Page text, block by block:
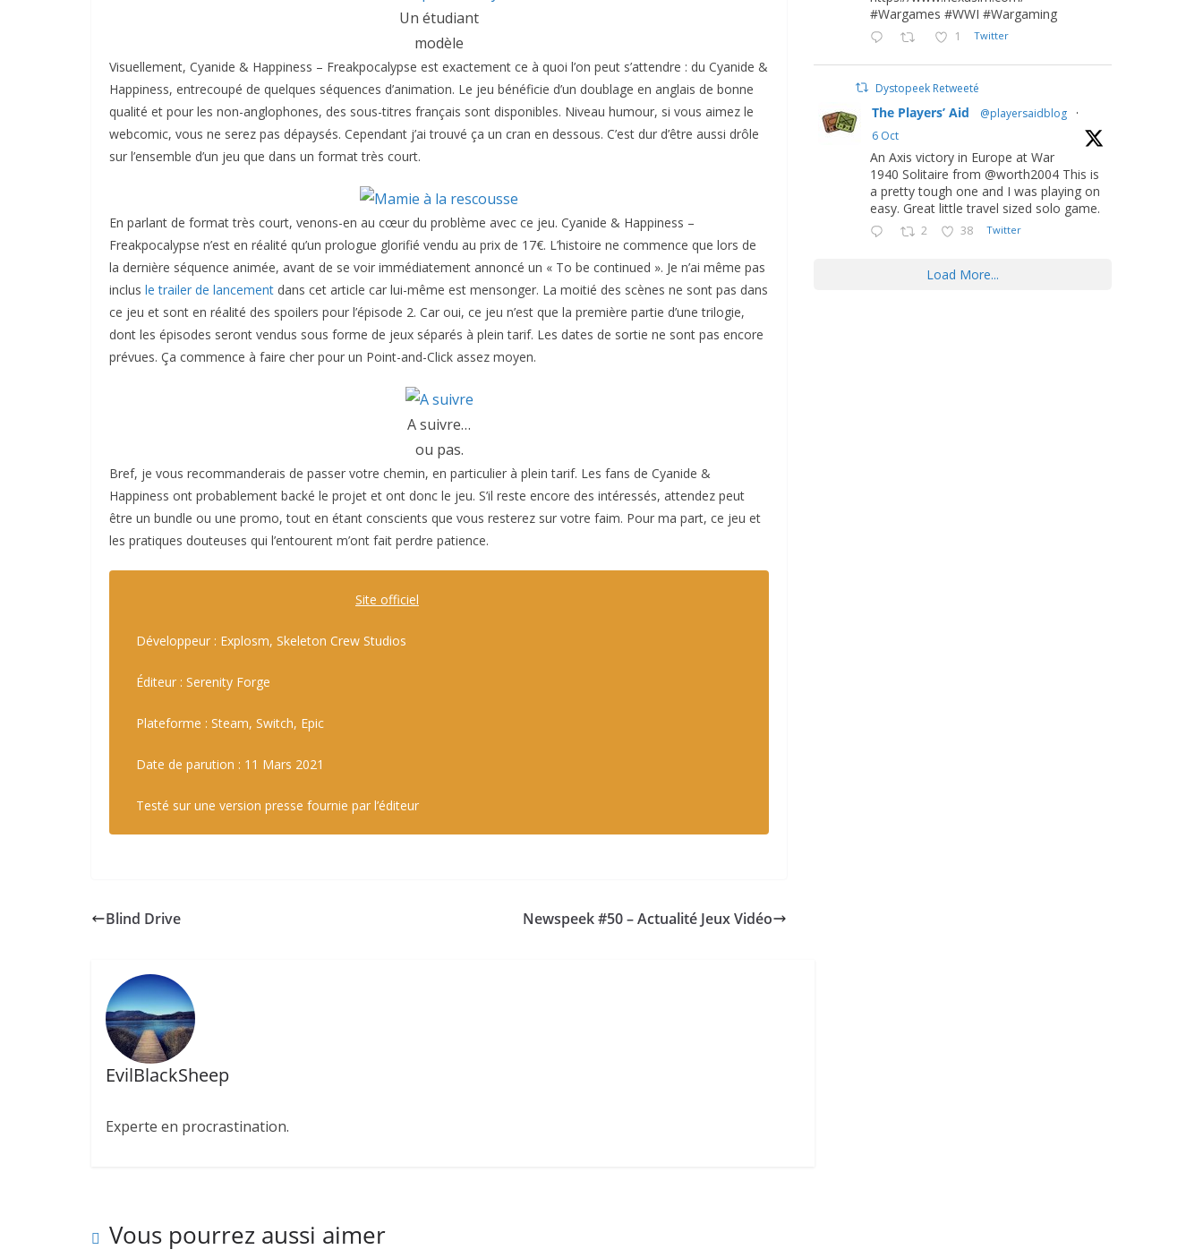
Un étudiant
modèle
Visuellement, Cyanide & Happiness – Freakpocalypse est exactement ce à quoi l’on peut s’attendre : du Cyanide &
Happiness, entrecoupé de quelques séquences d’animation. Le jeu bénéficie d’un doublage en anglais de bonne
qualité et pour les non-anglophones, des sous-titres français sont disponibles. Niveau humour, si vous aimez le
webcomic, vous ne serez pas dépaysés. Cependant j’ai trouvé ça un cran en dessous. C’est dur d’être aussi drôle
sur l’ensemble d’un jeu que dans un format très court.
En parlant de format très court, venons-en au cœur du problème avec ce jeu. Cyanide & Happiness –
Freakpocalypse n’est en réalité qu’un prologue glorifié vendu au prix de 17€. L’histoire ne commence que lors de
la dernière séquence animée, avant de se voir immédiatement annoncé un « To be continued ». Je n’ai même pas
inclus le trailer de lancement dans cet article car lui-même est mensonger. La moitié des scènes ne sont pas dans
ce jeu et sont en réalité des spoilers pour l’épisode 2. Car oui, ce jeu n’est que la première partie d’une trilogie,
dont les épisodes seront vendus sous forme de jeux séparés à plein tarif. Les dates de sortie ne sont pas encore
prévues. Ça commence à faire cher pour un Point-and-Click assez moyen.
A suivre…
ou pas.
Bref, je vous recommanderais de passer votre chemin, en particulier à plein tarif. Les fans de Cyanide &
Happiness ont probablement backé le projet et ont donc le jeu. S’il reste encore des intéressés, attendez peut
être un bundle ou une promo, tout en étant conscients que vous resterez sur votre faim. Pour ma part, ce jeu et
les pratiques douteuses qui l’entourent m’ont fait perdre patience.
Site officiel
Développeur : Explosm, Skeleton Crew Studios
Éditeur : Serenity Forge
Plateforme : Steam, Switch, Epic
Date de parution : 11 Mars 2021
Testé sur une version presse fournie par l’éditeur
Blind Drive Newspeek #50 – Actualité Jeux Vidéo
EvilBlackSheep
Experte en procrastination.
Vous pourrez aussi aimer
#Wargames #WWI #Wargaming
1 Twitter
Dystopeek Retweeté
The Players’ Aid @playersaidblog
·
6 Oct
An Axis victory in Europe at War
1940 Solitaire from @worth2004 This is
a pretty tough one and I was playing on
easy. Great little travel sized solo game.
2 38 Twitter
Load More...